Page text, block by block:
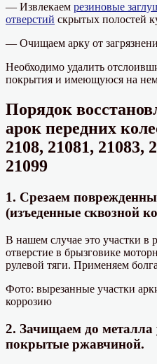
— Извлекаем резиновые
отверстий скрытых полостей
— Очищаем арку от
Необходимо удалить
покрытия и имеющуюся на нем
Порядок
арок передних
2108, 21081, 21083,
21099
1. Срезаем
(изъеденные сквозной
В нашем случае это участки в
отверстие в брызговике
рулевой тяги. Применяем
Фото: вырезанные участки
коррозию
2. Зачищаем до металла
покрытые ржавчиной.